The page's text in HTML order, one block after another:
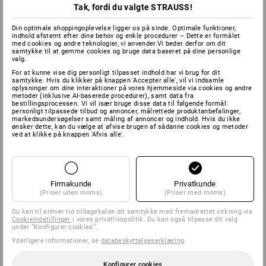
Tak, fordi du valgte STRAUSS!
Din optimale shoppingoplevelse ligger os på sinde. Optimale funktioner,
indhold afstemt efter dine behov og enkle procedurer – Dette er formålet
med cookies og andre teknologier, vi anvender.Vi beder derfor om dit
samtykke til at gemme cookies og bruge data baseret på dine personlige
valg.
For at kunne vise dig personligt tilpasset indhold har vi brug for dit
samtykke. Hvis du klikker på knappen 'Accepter alle', vil vi indsamle
oplysninger om dine interaktioner på vores hjemmeside via cookies og andre
metoder (inklusive AI-baserede procedurer), samt data fra
bestillingsprocessen. Vi vil især bruge disse data til følgende formål:
personligt tilpassede tilbud og annoncer, målrettede produktanbefalinger,
markedsundersøgelser samt måling af annoncer og indhold. Hvis du ikke
ønsker dette, kan du vælge at afvise brugen af sådanne cookies og metoder
ved at klikke på knappen 'Afvis alle'.
Firmakunde
(Priser uden moms)
Privatkunde
(Priser med moms)
Du kan til enhver tid tilbagekalde dit samtykke med fremadrettet virkning via
Cookieindstillinger i vores privatlivspolitik. Du kan også tilpasse dit valg
under ”Konfigurer cookies”.
Yderligere informationer, se databeskyttelseserklæring.